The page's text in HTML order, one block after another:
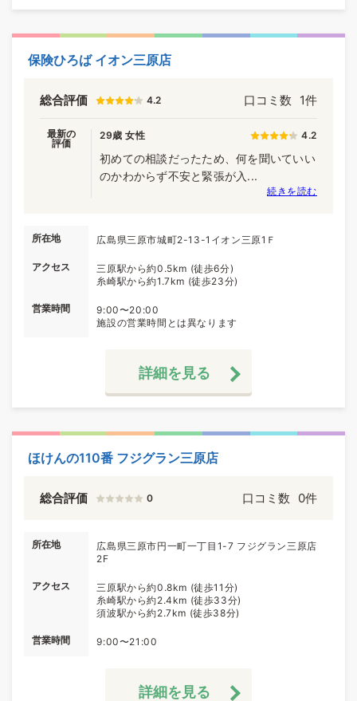
保険ひろば イオン三原店
総合評価 4.2 口コミ数 1件
最新の
評価
29歳 女性 4.2
初めての相談だったため、何を聞いていい
のかわからず不安と緊張が入...
続きを読む
所在地 広島県三原市城町2-13-1イオン三原1Ｆ
アクセス
三原駅から約0.5km (徒歩6分)
糸崎駅から約1.7km (徒歩23分)
営業時間
9:00〜20:00
施設の営業時間とは異なります
詳細を見る
ほけんの110番 フジグラン三原店
総合評価 0 口コミ数 0件
所在地
広島県三原市円一町一丁目1-7 フジグラン三原店
2F
アクセス
三原駅から約0.8km (徒歩11分)
糸崎駅から約2.4km (徒歩33分)
須波駅から約2.7km (徒歩38分)
営業時間 9:00〜21:00
詳細を見る